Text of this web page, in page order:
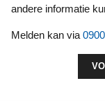
andere informatie
Melden kan via